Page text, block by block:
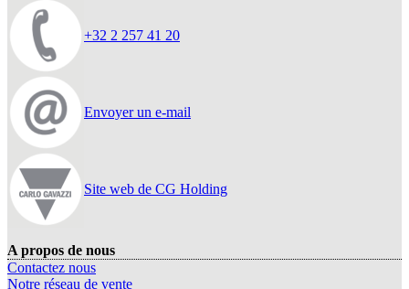
+32 2 257 41 20
Envoyer un e-mail
Site web de CG Holding
A propos de nous
Contactez nous
Notre réseau de vente